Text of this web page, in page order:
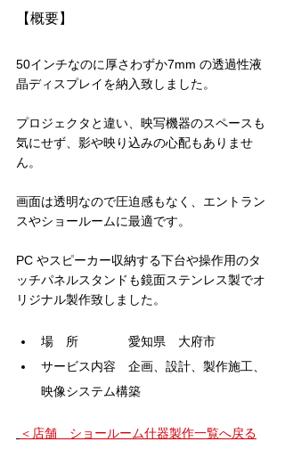
【概要】
50インチなのに厚さわずか7mm の透過性液
晶ディスプレイを納入致しました。
プロジェクタと違い、映写機器のスペースも
気にせず、影や映り込みの心配もありませ
ん。
画面は透明なので圧迫感もなく、エントラン
スやショールームに最適です。
PC やスピーカー収納する下台や操作用のタ
ッチパネルスタンドも鏡面ステンレス製でオ
リジナル製作致しました。
場　所　　　　愛知県　大府市
サービス内容　企画、設計、製作施工、
映像システム構築
＜店舗　ショールーム什器製作一覧へ戻る